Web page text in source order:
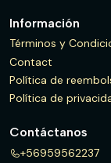
Información
Términos y
Contact
Política de
Política de
Contáctanos
+56959562237